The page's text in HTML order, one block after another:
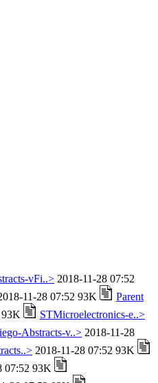
vFi..> 2018-11-28 07:52
11-28 07:52 93K
Parent
93K
STMicroelectronics-e..>
Abstracts-v..> 2018-11-28
2018-11-28 07:52 93K
07:52 93K